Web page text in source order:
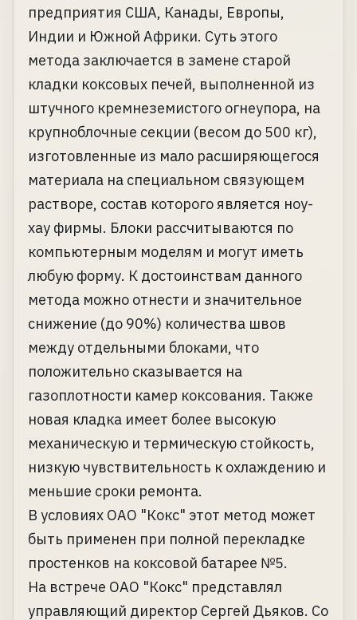
предприятия США, Канады, Европы,
Индии и Южной Африки. Суть этого
метода заключается в замене старой
кладки коксовых печей, выполненной из
штучного кремнеземистого огнеупора, на
крупноблочные секции (весом до 500 кг),
изготовленные из мало расширяющегося
материала на специальном связующем
растворе, состав которого является ноу-
хау фирмы. Блоки рассчитываются по
компьютерным моделям и могут иметь
любую форму. К достоинствам данного
метода можно отнести и значительное
снижение (до 90%) количества швов
между отдельными блоками, что
положительно сказывается на
газоплотности камер коксования. Также
новая кладка имеет более высокую
механическую и термическую стойкость,
низкую чувствительность к охлаждению и
меньшие сроки ремонта.
В условиях ОАО "Кокс" этот метод может
быть применен при полной перекладке
простенков на коксовой батарее №5.
На встрече ОАО "Кокс" представлял
управляющий директор Сергей Дьяков. Со